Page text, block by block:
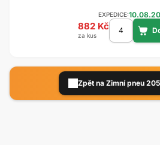
EXPEDICE:
882 Kč
za kus
Zpět na Zimní pneu